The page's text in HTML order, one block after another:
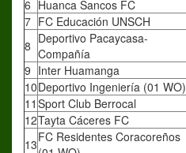
6 Huanca Sancos FC
7 FC Educación UNSCH
8 Deportivo Pacaycasa-
Compañía
9 Inter Huamanga
10Deportivo Ingeniería (01 WO)
11 Sport Club Berrocal
12Tayta Cáceres FC
13FC Residentes Coracoreños